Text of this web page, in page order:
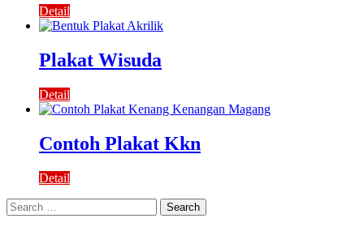
Detail
Plakat Wisuda
Detail
Contoh Plakat Kkn
Detail
Search
for: